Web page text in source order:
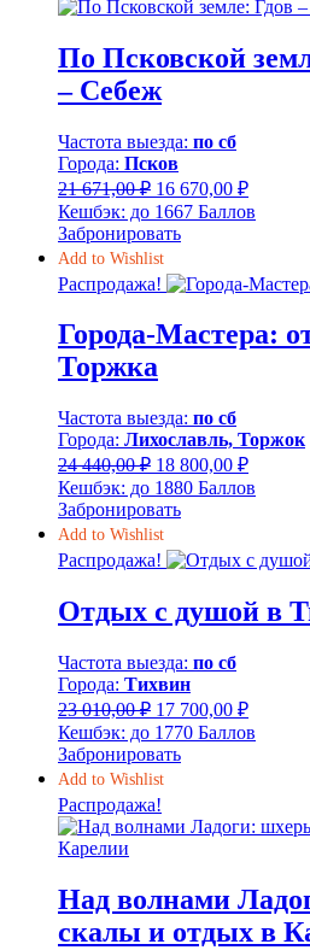
По Псковской
– Себеж
Частота выезда: по сб
Города: Псков
21 671,00₽ Первоначальная
цена
составляла
21
671,00 ₽.
16 670,00 ₽Текущая
цена:
16
Кешбэк: до 1667 Баллов
Забронировать
Add to Wishlist
Распродажа!
Города-Мастера:
Торжка
Частота выезда: по сб
Города: Лихославль, Торжок
24 440,00₽ Первоначальная
цена
составляла
24
440,00 ₽.
18 800,00 ₽Текущая
цена:
18
Кешбэк: до 1880 Баллов
Забронировать
Add to Wishlist
Распродажа!
Отдых с душой в
Частота выезда: по сб
Города: Тихвин
23 010,00₽ Первоначальная
цена
составляла
23
010,00 ₽.
17 700,00 ₽Текущая
цена:
17
Кешбэк: до 1770 Баллов
Забронировать
Add to Wishlist
Распродажа!
Над волнами
скалы и отдых в